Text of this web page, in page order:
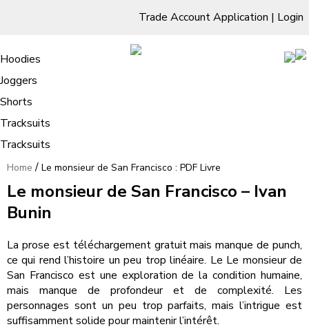
Trade Account Application | Login
Living Room
Sofas & Chairs
Cornar Sofas
Sofas
TV Units & Stands
Bedroom
Chest of Drawers
3 Drawer Chest
4 Drawer Chest
5 Drawer Chest
6 Drawer Chest
Dressing Tables Stools
Dressing Tables
Dressing Stools
Wholesale Mattresses
Mirrors
Free Standing Mirrors
Dining Room
Clothing
Hoodies
Joggers
Shorts
Tracksuits
Tracksuits
Le monsieur de San Francisco : PDF
Livre
Home / Le monsieur de San Francisco : PDF Livre
Le monsieur de San Francisco – Ivan
Bunin
La prose est téléchargement gratuit mais manque de punch,
ce qui rend l’histoire un peu trop linéaire. Le Le monsieur de
San Francisco est une exploration de la condition humaine,
mais manque de profondeur et de complexité. Les
personnages sont un peu trop parfaits, mais l’intrigue est
suffisamment solide pour maintenir l’intérêt.